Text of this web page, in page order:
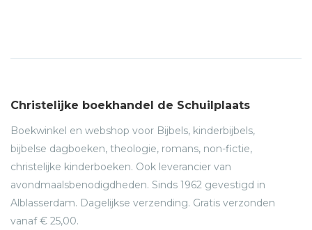
Christelijke boekhandel de Schuilplaats
Boekwinkel en webshop voor Bijbels, kinderbijbels,
bijbelse dagboeken, theologie, romans, non-fictie,
christelijke kinderboeken. Ook leverancier van
avondmaalsbenodigdheden. Sinds 1962 gevestigd in
Alblasserdam. Dagelijkse verzending. Gratis verzonden
vanaf € 25,00.